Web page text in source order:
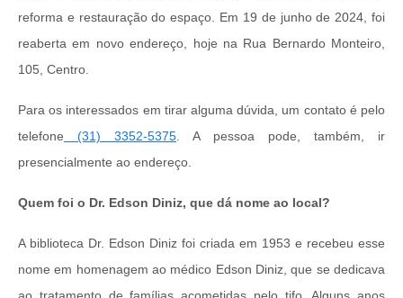
reforma e restauração do espaço. Em 19 de junho de 2024, foi
reaberta em novo endereço, hoje na Rua Bernardo Monteiro,
105, Centro.
Para os interessados em tirar alguma dúvida, um contato é pelo
telefone (31) 3352-5375 . A pessoa pode, também, ir
presencialmente ao endereço.
Quem foi o Dr. Edson Diniz, que dá nome ao local?
A biblioteca Dr. Edson Diniz foi criada em 1953 e recebeu esse
nome em homenagem ao médico Edson Diniz, que se dedicava